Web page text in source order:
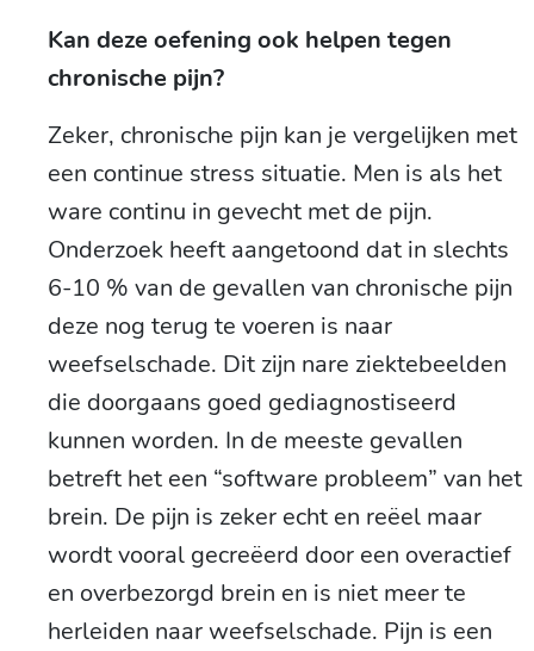
Kan deze oefening ook helpen tegen
chronische pijn?
Zeker, chronische pijn kan je vergelijken met
een continue stress situatie. Men is als het
ware continu in gevecht met de pijn.
Onderzoek heeft aangetoond dat in slechts
6-10 % van de gevallen van chronische pijn
deze nog terug te voeren is naar
weefselschade. Dit zijn nare ziektebeelden
die doorgaans goed gediagnostiseerd
kunnen worden. In de meeste gevallen
betreft het een “software probleem” van het
brein. De pijn is zeker echt en reëel maar
wordt vooral gecreëerd door een overactief
en overbezorgd brein en is niet meer te
herleiden naar weefselschade. Pijn is een